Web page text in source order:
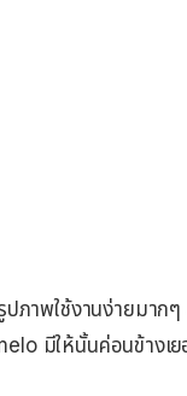
ภาพใช้งานง่ายมากๆ
มีให้นั้นค่อนข้างเย